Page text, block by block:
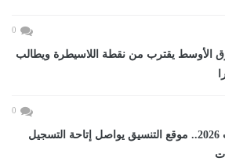
0
الأوسط يقترب من نقطة اللاسيطرة ويطالب
0
تنسيق الجامعات 2026.. موقع التنسيق يواصل إتاحة التسجيل